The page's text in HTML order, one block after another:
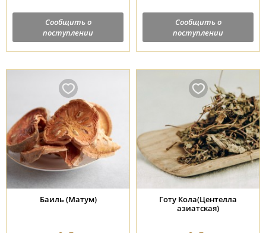
Сообщить о
поступлении
Сообщить о
поступлении
Баиль (Матум)
Готу Кола(Центелла
азиатская)